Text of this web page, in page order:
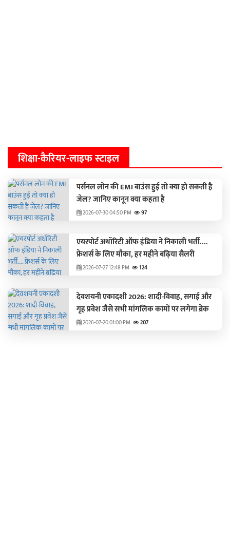
शिक्षा-कैरियर-लाइफ स्टाइल
पर्सनल लोन की EMI बाउंस हुई तो क्या हो सकती है
जेल? जानिए कानून क्या कहता है
2026-07-30 04:50 PM 97
एयरपोर्ट अथॉरिटी ऑफ इंडिया ने निकाली भर्ती....
फ्रेशर्स के लिए मौका, हर महीने बढ़िया सैलरी
2026-07-27 12:48 PM 124
देवशयनी एकादशी 2026: शादी-विवाह, सगाई और
गृह प्रवेश जैसे सभी मांगलिक कामों पर लगेगा ब्रेक
2026-07-20 01:00 PM 207